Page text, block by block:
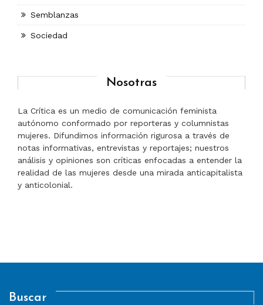
Semblanzas
Sociedad
Nosotras
La Crítica es un medio de comunicación feminista
autónomo conformado por reporteras y columnistas
mujeres. Difundimos información rigurosa a través de
notas informativas, entrevistas y reportajes; nuestros
análisis y opiniones son críticas enfocadas a entender la
realidad de las mujeres desde una mirada anticapitalista
y anticolonial.
Buscar